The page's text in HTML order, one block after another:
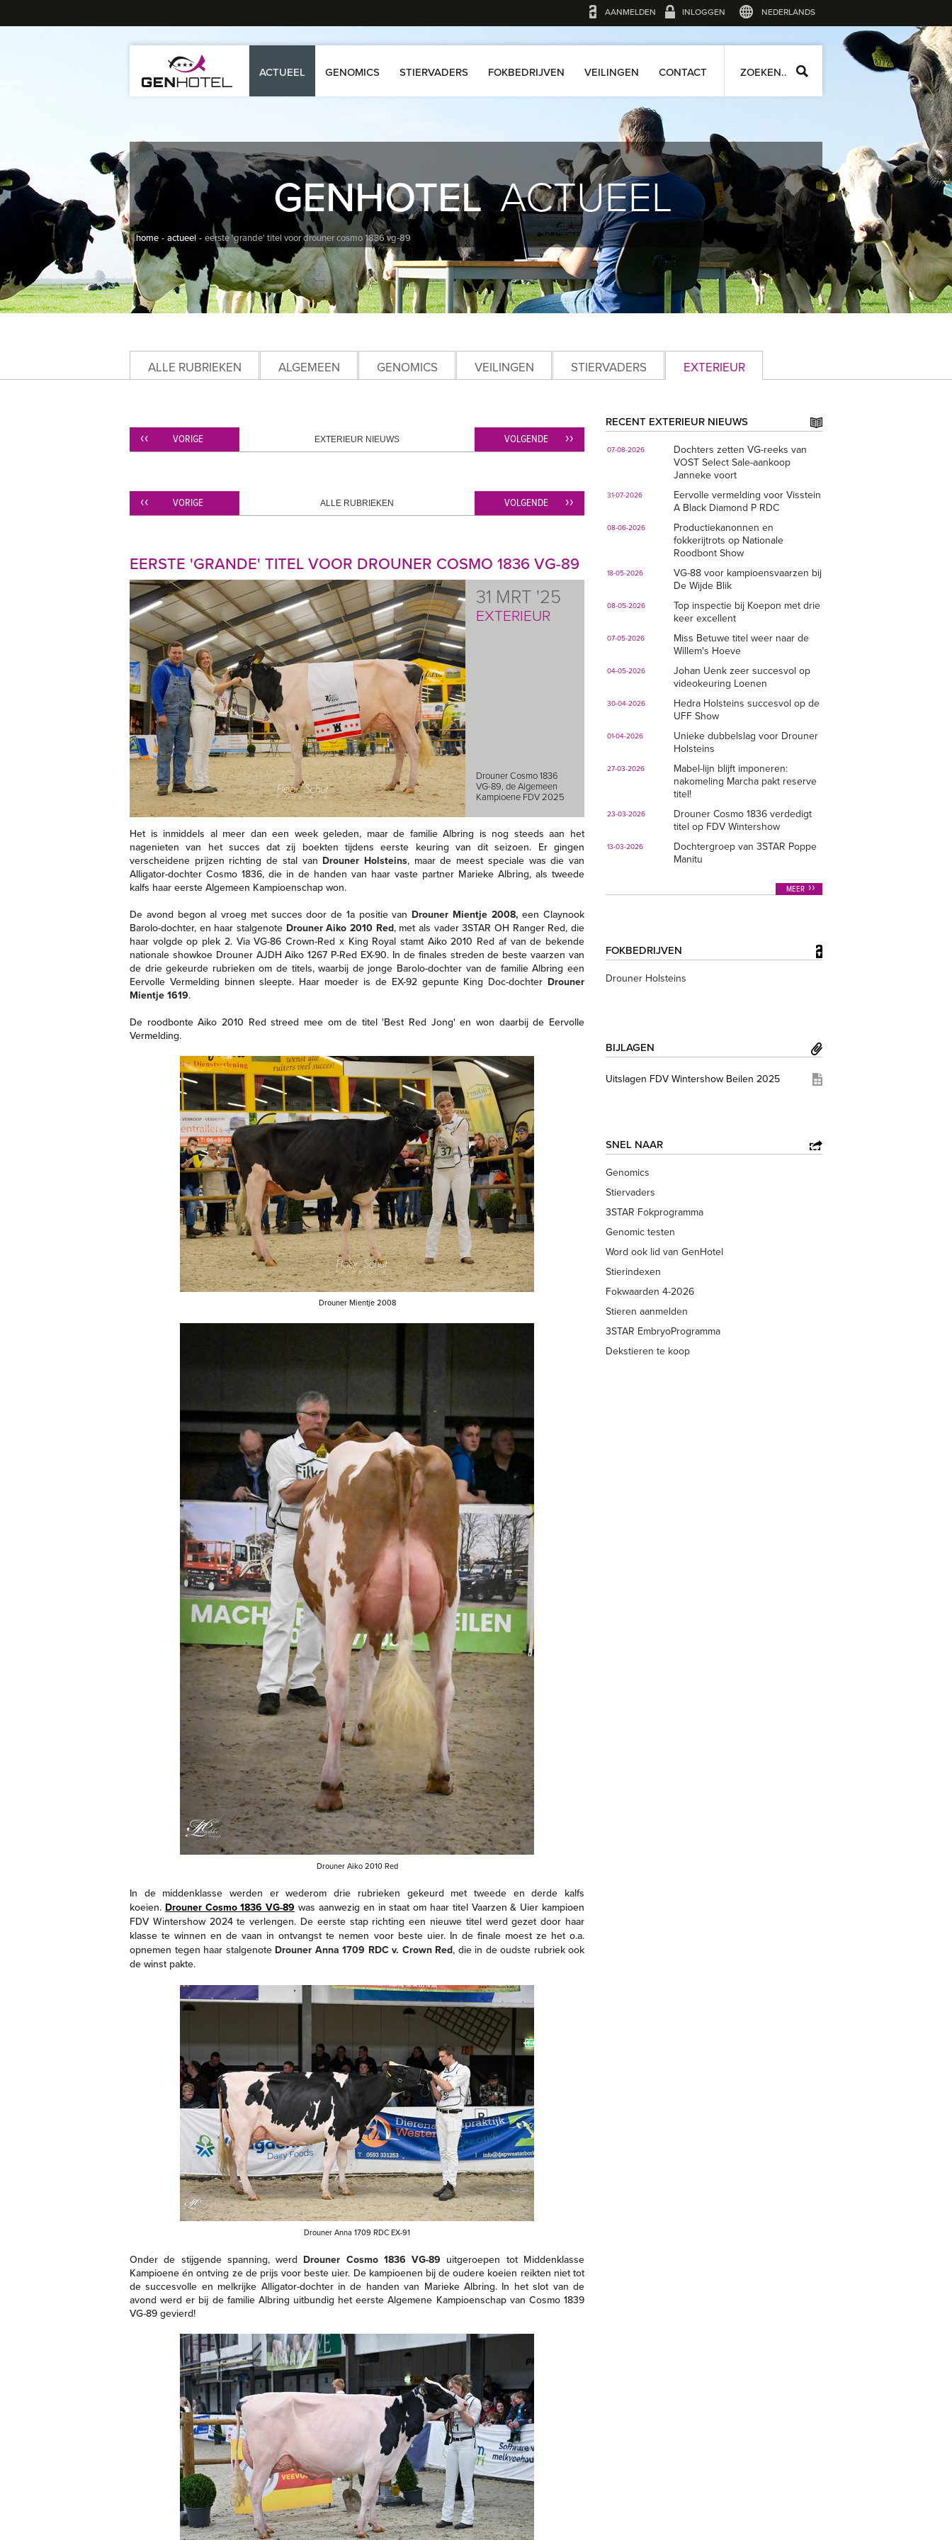
AANMELDEN INLOGGEN NEDERLANDS
ACTUEEL GENOMICS STIERVADERS FOKBEDRIJVEN VEILINGEN CONTACT ZOEKEN..
GENHOTELACTUEEL
home actueel eerste 'grande' titel voor drouner cosmo 1836 vg-89
ALLE RUBRIEKEN ALGEMEEN GENOMICS VEILINGEN STIERVADERS EXTERIEUR
VORIGE EXTERIEUR NIEUWS VOLGENDE
VORIGE ALLE RUBRIEKEN VOLGENDE
EERSTE 'GRANDE' TITEL VOOR DROUNER COSMO 1836 VG-89
31 MRT '25
EXTERIEUR
Drouner Cosmo 1836
VG-89, de Algemeen
Kampioene FDV 2025
Het is inmiddels al meer dan een week geleden, maar de familie Albring is nog steeds aan het
nagenieten van het succes dat zij boekten tijdens eerste keuring van dit seizoen. Er gingen
verscheidene prijzen richting de stal van Drouner Holsteins, maar de meest speciale was die van
Alligator-dochter Cosmo 1836, die in de handen van haar vaste partner Marieke Albring, als tweede
kalfs haar eerste Algemeen Kampioenschap won.
De avond begon al vroeg met succes door de 1a positie van Drouner Mientje 2008,een Claynook
Barolo-dochter, en haar stalgenote Drouner Aiko 2010 Red, met als vader 3STAR OH Ranger Red, die
haar volgde op plek 2. Via VG-86 Crown-Red x King Royal stamt Aiko 2010 Red af van de bekende
nationale showkoe Drouner AJDH Aiko 1267 P-Red EX-90. In de finales streden de beste vaarzen van
de drie gekeurde rubrieken om de titels, waarbij de jonge Barolo-dochter van de familie Albring een
Eervolle Vermelding binnen sleepte. Haar moeder is de EX-92 gepunte King Doc-dochter Drouner
Mientje 1619.
De roodbonte Aiko 2010 Red streed mee om de titel 'Best Red Jong' en won daarbij de Eervolle
Vermelding.
Drouner Mientje 2008
​Drouner Aiko 2010 Red
In de middenklasse werden er wederom drie rubrieken gekeurd met tweede en derde kalfs
koeien. Drouner Cosmo 1836 VG-89 was aanwezig en in staat om haar titel Vaarzen & Uier kampioen
FDV Wintershow 2024 te verlengen. De eerste stap richting een nieuwe titel werd gezet door haar
klasse te winnen en de vaan in ontvangst te nemen voor beste uier. In de finale moest ze het o.a.
opnemen tegen haar stalgenote Drouner Anna 1709 RDC v. Crown Red, die in de oudste rubriek ook
de winst pakte.
Drouner Anna 1709 RDC EX-91
Onder de stijgende spanning, werd Drouner Cosmo 1836 VG-89 uitgeroepen tot Middenklasse
Kampioene én ontving ze de prijs voor beste uier. De kampioenen bij de oudere koeien reikten niet tot
de succesvolle en melkrijke Alligator-dochter in de handen van Marieke Albring. In het slot van de
avond werd er bij de familie Albring uitbundig het eerste Algemene Kampioenschap van Cosmo 1839
VG-89 gevierd!
RECENT EXTERIEUR NIEUWS
07-08-2026
Dochters zetten VG-reeks van
VOST Select Sale-aankoop
Janneke voort
31-07-2026
Eervolle vermelding voor Visstein
A Black Diamond P RDC
08-06-2026
Productiekanonnen en
fokkerijtrots op Nationale
Roodbont Show
18-05-2026
VG-88 voor kampioensvaarzen bij
De Wijde Blik
08-05-2026
Top inspectie bij Koepon met drie
keer excellent
07-05-2026
Miss Betuwe titel weer naar de
Willem's Hoeve
04-05-2026
Johan Uenk zeer succesvol op
videokeuring Loenen
30-04-2026
Hedra Holsteins succesvol op de
UFF Show
01-04-2026
Unieke dubbelslag voor Drouner
Holsteins
27-03-2026
Mabel-lijn blijft imponeren:
nakomeling Marcha pakt reserve
titel!
23-03-2026
Drouner Cosmo 1836 verdedigt
titel op FDV Wintershow
13-03-2026
Dochtergroep van 3STAR Poppe
Manitu
MEER
FOKBEDRIJVEN
Drouner Holsteins
BIJLAGEN
Uitslagen FDV Wintershow Beilen 2025
SNEL NAAR
Genomics
Stiervaders
3STAR Fokprogramma
Genomic testen
Word ook lid van GenHotel
Stierindexen
Fokwaarden 4-2026
Stieren aanmelden
3STAR EmbryoProgramma
Dekstieren te koop